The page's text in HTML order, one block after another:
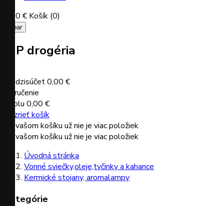
0,00 € Košík (0)
clear
VIP drogéria
Medzisúčet0,00 €
Doručenie
Spolu 0,00 €
Pozrieť košík
Vo vašom košíku už nie je viac položiek
Vo vašom košíku už nie je viac položiek
Úvodná stránka
Vonné sviečky,oleje,tyčinky a kahance
Kermické stojany, aromalampy
Kategórie